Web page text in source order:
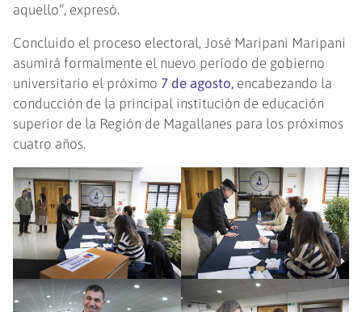
aquello”, expresó.
Concluido el proceso electoral, José Maripani Maripani
asumirá formalmente el nuevo período de gobierno
universitario el próximo 7 de agosto, encabezando la
conducción de la principal institución de educación
superior de la Región de Magallanes para los próximos
cuatro años.